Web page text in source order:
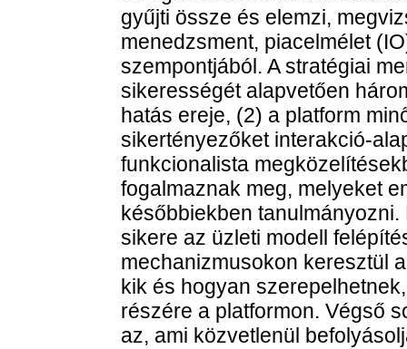
gyűjti össze és elemzi,
menedzsment, piacelmélet
szempontjából. A stratégiai
sikerességét alapvetően
hatás ereje, (2) a platform
sikertényezőket interakció-
funkcionalista
fogalmaznak meg, melyeket
későbbiekben
sikere az üzleti modell
mechanizmusokon keresztül
kik és hogyan
részére a platformon. Végső
az, ami közvetlenül